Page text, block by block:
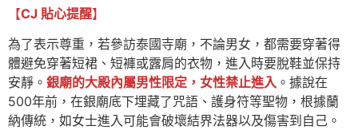
【CJ 貼心提醒】
為了表示尊重，若參訪泰國寺廟，不論男女，都需要穿著得
體避免穿著短裙、短褲或露肩的衣物，進入時要脫鞋並保持
安靜。 銀廟的大殿內屬男性限定，女性禁止進入 。據說在
500年前，在銀廟底下埋藏了咒語、護身符等聖物，根據蘭
納傳統，如女士進入可能會破壞結界法器以及傷害到自己。